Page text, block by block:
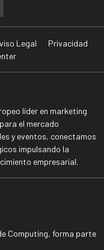
Legal
Privacidad
líder en marketing
el mercado
y eventos, conectamos
impulsando la
empresarial.
Computing, forma parte